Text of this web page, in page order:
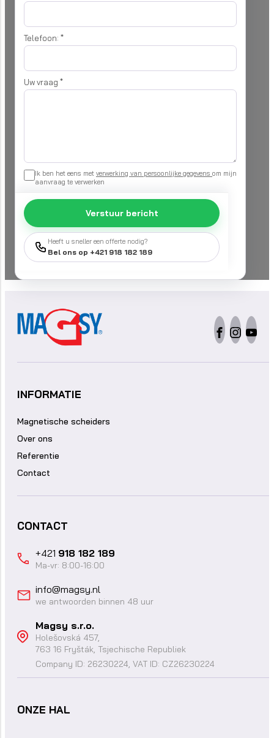
Telefoon: *
Uw vraag *
Ik ben het eens met verwerking van persoonlijke gegevens om mijn
aanvraag te verwerken
Verstuur bericht
Heeft u sneller een offerte nodig?
Bel ons op +421 918 182 189
INFORMATIE
Magnetische scheiders
Over ons
Referentie
Contact
CONTACT
+421 918 182 189
Ma-vr: 8:00-16:00
info@magsy.nl
we antwoorden binnen 48 uur
Magsy s.r.o.
Holešovská 457,
763 16 Fryšták, Tsjechische Republiek
Company ID: 26230224, VAT ID: CZ26230224
ONZE HAL